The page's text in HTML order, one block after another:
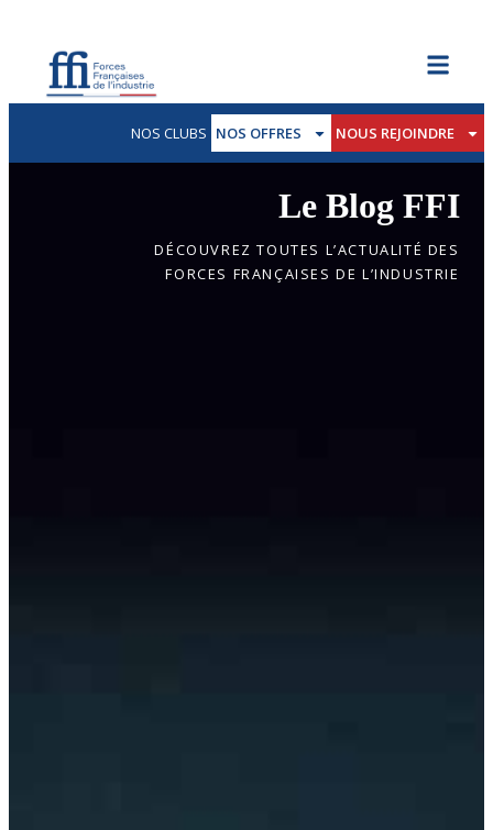
NOS CLUBS NOS OFFRES NOUS REJOINDRE
Le Blog FFI
DÉCOUVREZ TOUTES L’ACTUALITÉ DES
FORCES FRANÇAISES DE L’INDUSTRIE